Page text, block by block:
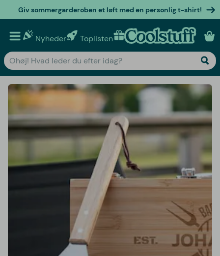
Giv sommergarderoben et løft med en personlig t-shirt!
Nyheder Toplisten Personlige gaver